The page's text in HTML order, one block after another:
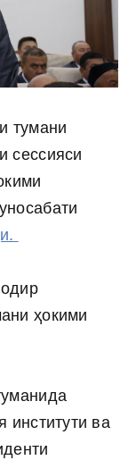
тумани
сессияси
ҳокими
институти ва